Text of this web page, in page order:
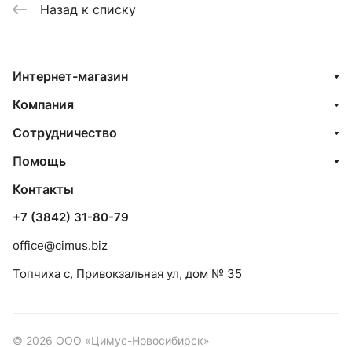
Назад к списку
Интернет-магазин
Компания
Сотрудничество
Помощь
Контакты
+7 (3842) 31-80-79
office@cimus.biz
Топчиха с, Привокзальная ул, дом № 35
© 2026 ООО «Цимус-Новосибирск»